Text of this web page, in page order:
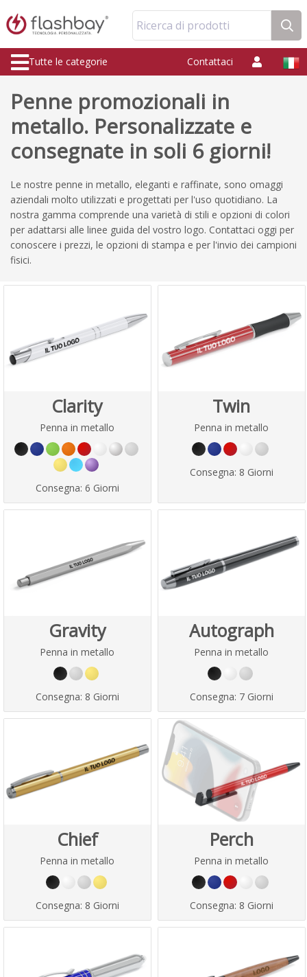
Ricerca di prodotti
Tutte le categorie Contattaci
Penne promozionali in
metallo. Personalizzate e
consegnate in soli 6 giorni!
Le nostre penne in metallo, eleganti e raffinate, sono omaggi
aziendali molto utilizzati e progettati per l'uso quotidiano. La
nostra gamma comprende una varietà di stili e opzioni di colori
per adattarsi alle linee guida del vostro logo. Contattaci oggi per
conoscere i prezzi, le opzioni di stampa e per l'invio dei campioni
fisici.
Clarity
Penna in metallo
Consegna: 6 Giorni
Twin
Penna in metallo
Consegna: 8 Giorni
Gravity
Penna in metallo
Consegna: 8 Giorni
Autograph
Penna in metallo
Consegna: 7 Giorni
Chief
Penna in metallo
Consegna: 8 Giorni
Perch
Penna in metallo
Consegna: 8 Giorni